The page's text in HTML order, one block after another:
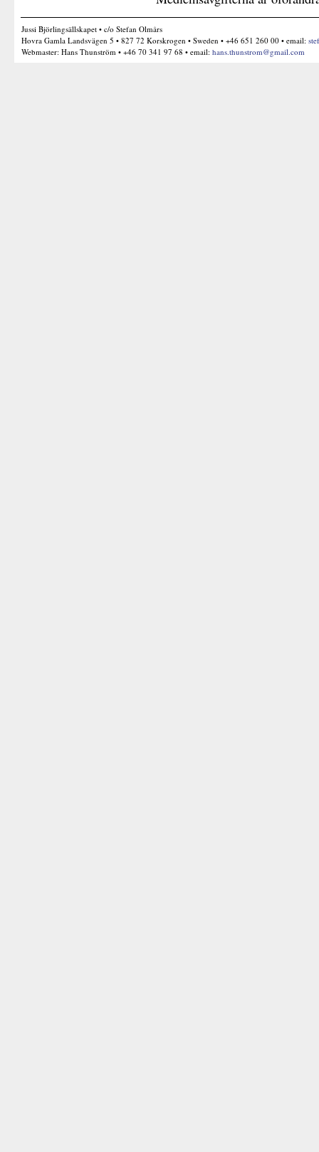
Jussi Björlingsällskapet • c/o Stefan Olmårs
Hovra Gamla Landsvägen 5 • 827 72 Korskrogen • Sweden • +46 651 260 00 • email:
Webmaster: Hans Thunström • +46 70 341 97 68 • email: hans.thunstrom@gmail.com